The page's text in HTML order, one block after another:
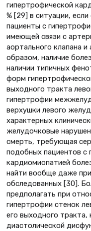
гипертрофической
% [29] в ситуации,
пациенты с
имеющей связи с
аортального клапана
образом, наличие
наличии типичных
форм
выходного тракта
гипертрофии
верхушки левого
характерных
желудочковые
смерть, требующая
подобных пациентов с
кардиомиопатией
найти вообще даже
обследованных [30].
предполагать при
гипертрофии стенок
его выходного
диастолической